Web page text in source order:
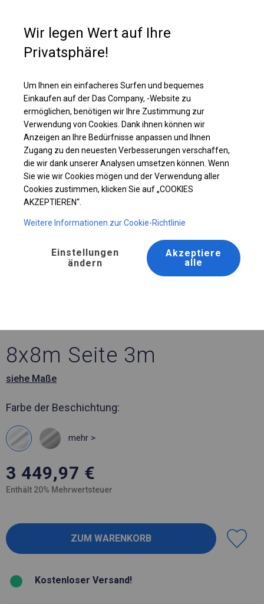
Ganzjähriges Industriezelt | 8x8 m
8x8m Seite 3m
siehe Maße
Farbe der Beschichtung:
mehr >
3 449,97 €
Enthält 20% Mehrwertsteuer
Kostenloser Versand!
Wir legen Wert auf Ihre
Privatsphäre!
Um Ihnen ein einfacheres Surfen und bequemes
Einkaufen auf der Das Company, -Website zu
ermöglichen, benötigen wir Ihre Zustimmung zur
Verwendung von Cookies. Dank ihnen können wir
Anzeigen an Ihre Bedürfnisse anpassen und Ihnen
Zugang zu den neuesten Verbesserungen verschaffen,
die wir dank unserer Analysen umsetzen können. Wenn
Sie wie wir Cookies mögen und der Verwendung aller
Cookies zustimmen, klicken Sie auf „COOKIES
AKZEPTIEREN“.
Weitere Informationen zur Cookie-Richtlinie
Einstellungen
ändern
Akzeptiere
alle